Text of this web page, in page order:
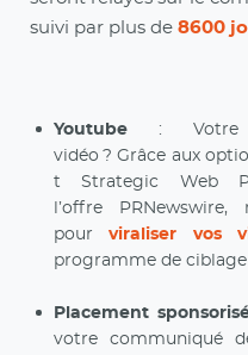
suivi par plus de 8600
Youtube : Votre
vidéo ? Grâce aux
t Strategic Web
l’offre
pourviraliser vos
programme de ciblage
Placement
votre communiqué